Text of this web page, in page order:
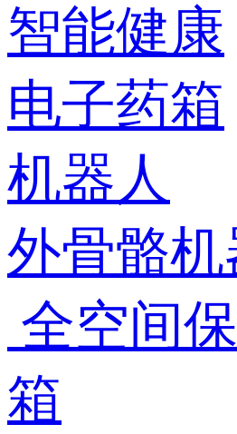
智能健康
电子药箱
机器人
外骨骼机
全空间
箱